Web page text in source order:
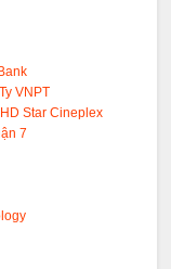
VNPT
Star Cineplex
7